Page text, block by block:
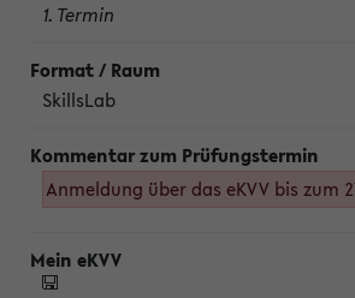
1. Termin
SkillsLab
Anmeldung über das eKVV bis zum